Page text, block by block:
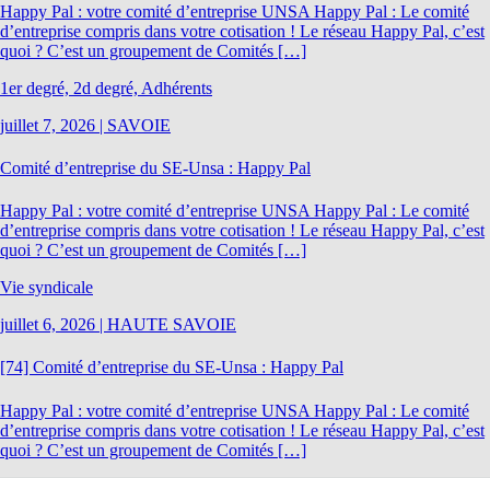
Happy Pal : votre comité d’entreprise UNSA Happy Pal : Le comité
d’entreprise compris dans votre cotisation ! Le réseau Happy Pal, c’est
quoi ? C’est un groupement de Comités […]
1er degré, 2d degré, Adhérents
juillet 7, 2026 | SAVOIE
Comité d’entreprise du SE-Unsa : Happy Pal
Happy Pal : votre comité d’entreprise UNSA Happy Pal : Le comité
d’entreprise compris dans votre cotisation ! Le réseau Happy Pal, c’est
quoi ? C’est un groupement de Comités […]
Vie syndicale
juillet 6, 2026 | HAUTE SAVOIE
[74] Comité d’entreprise du SE-Unsa : Happy Pal
Happy Pal : votre comité d’entreprise UNSA Happy Pal : Le comité
d’entreprise compris dans votre cotisation ! Le réseau Happy Pal, c’est
quoi ? C’est un groupement de Comités […]